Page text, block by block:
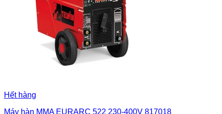
Hết hàng
Máy hàn MMA EURARC 522 230-400V 817018